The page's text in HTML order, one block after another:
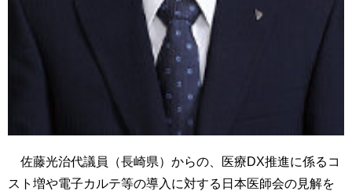
佐藤光治代議員（長崎県）からの、医療DX推進に係るコ
スト増や電子カルテ等の導入に対する日本医師会の見解を